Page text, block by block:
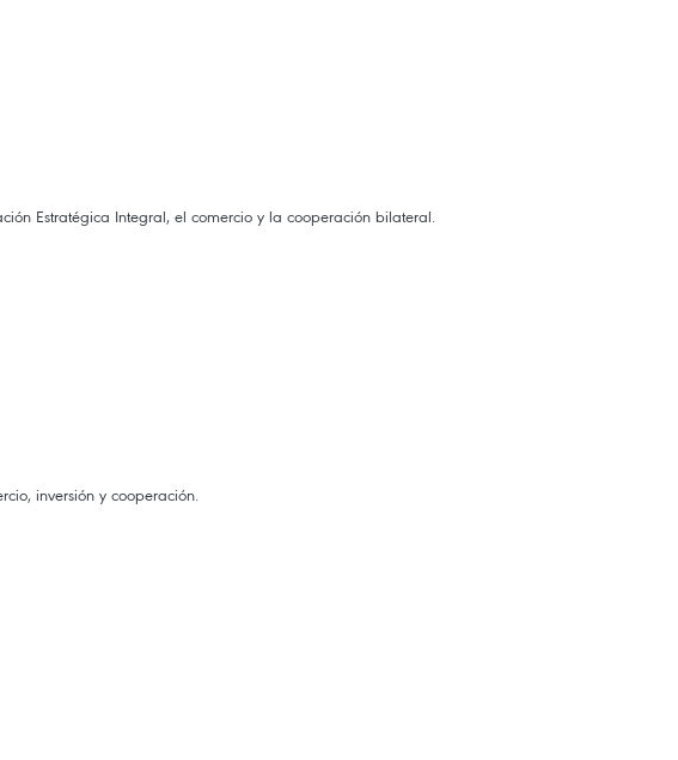
Estratégica Integral, el comercio y la cooperación bilateral.
inversión y cooperación.